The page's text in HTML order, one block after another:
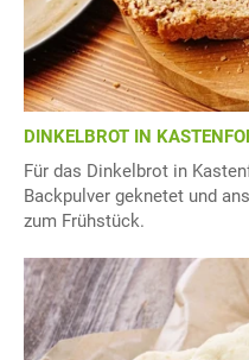
DINKELBROT IN
Für das Dinkelbrot in
Backpulver geknetet und
zum Frühstück.